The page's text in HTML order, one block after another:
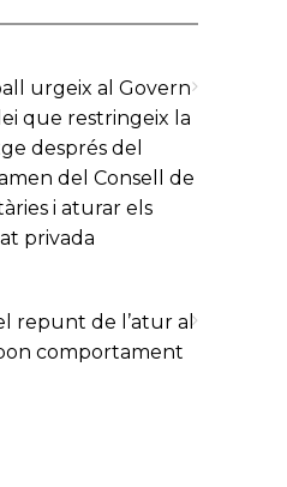
urgeix al Govern
que restringeix la
després del
del Consell de
i aturar els
privada
repunt de l’atur al
comportament